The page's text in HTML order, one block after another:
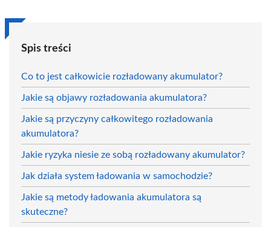
Spis treści
Co to jest całkowicie rozładowany akumulator?
Jakie są objawy rozładowania akumulatora?
Jakie są przyczyny całkowitego rozładowania
akumulatora?
Jakie ryzyka niesie ze sobą rozładowany akumulator?
Jak działa system ładowania w samochodzie?
Jakie są metody ładowania akumulatora są
skuteczne?